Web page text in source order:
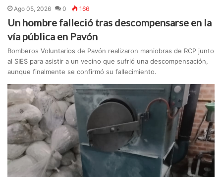
Ago 05, 2026 0 166
Un hombre falleció tras descompensarse en la
vía pública en Pavón
Bomberos Voluntarios de Pavón realizaron maniobras de RCP junto
al SIES para asistir a un vecino que sufrió una descompensación,
aunque finalmente se confirmó su fallecimiento.